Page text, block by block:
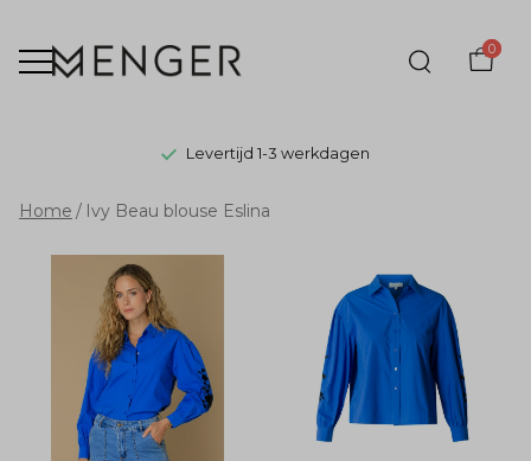
0
Levertijd 1-3 werkdagen
Ivy
Beau
blouse
Eslina
Home Ivy Beau blouse Eslina